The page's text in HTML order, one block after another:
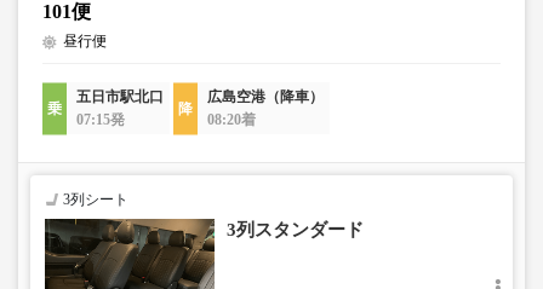
101便
昼行便
五日市駅北口
07:15発
広島空港（降車）
08:20着
3列シート
3列スタンダード